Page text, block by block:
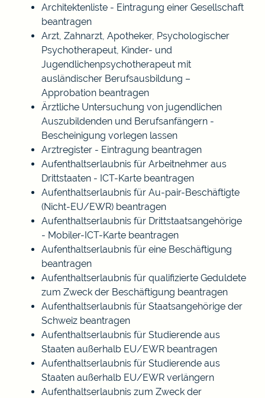
Architektenliste - Eintragung einer Gesellschaft
beantragen
Arzt, Zahnarzt, Apotheker, Psychologischer
Psychotherapeut, Kinder- und
Jugendlichenpsychotherapeut mit
ausländischer Berufsausbildung –
Approbation beantragen
Ärztliche Untersuchung von jugendlichen
Auszubildenden und Berufsanfängern -
Bescheinigung vorlegen lassen
Arztregister - Eintragung beantragen
Aufenthaltserlaubnis für Arbeitnehmer aus
Drittstaaten - ICT-Karte beantragen
Aufenthaltserlaubnis für Au-pair-Beschäftigte
(Nicht-EU/EWR) beantragen
Aufenthaltserlaubnis für Drittstaatsangehörige
- Mobiler-ICT-Karte beantragen
Aufenthaltserlaubnis für eine Beschäftigung
beantragen
Aufenthaltserlaubnis für qualifizierte Geduldete
zum Zweck der Beschäftigung beantragen
Aufenthaltserlaubnis für Staatsangehörige der
Schweiz beantragen
Aufenthaltserlaubnis für Studierende aus
Staaten außerhalb EU/EWR beantragen
Aufenthaltserlaubnis für Studierende aus
Staaten außerhalb EU/EWR verlängern
Aufenthaltserlaubnis zum Zweck der